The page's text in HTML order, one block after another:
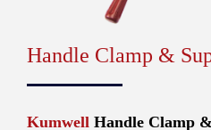
Handle Clamp &
Kumwell Handle Clamp